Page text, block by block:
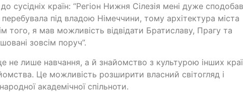
сусідніх країн: “Регіон Нижня Сілезія мені дуже
під владою Німеччини, тому архітектура міста
того, я мав можливість відвідати Братиславу, Прагу та
зовсім поруч”.
не лише навчання, а й знайомство з культурою інших
Це можливість розширити власний світогляд і
академічної спільноти.